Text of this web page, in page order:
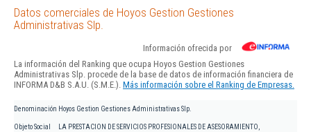
Datos comerciales de Hoyos Gestion Gestiones
Administrativas Slp.
Información ofrecida por
La información del Ranking que ocupa Hoyos Gestion Gestiones
Administrativas Slp. procede de la base de datos de información financiera de
INFORMA D&B S.A.U. (S.M.E.). Más información sobre el Ranking de Empresas.
Denominación Hoyos Gestion Gestiones Administrativas Slp.
Objeto Social
LA PRESTACION DE SERVICIOS PROFESIONALES DE ASESORAMIENTO,